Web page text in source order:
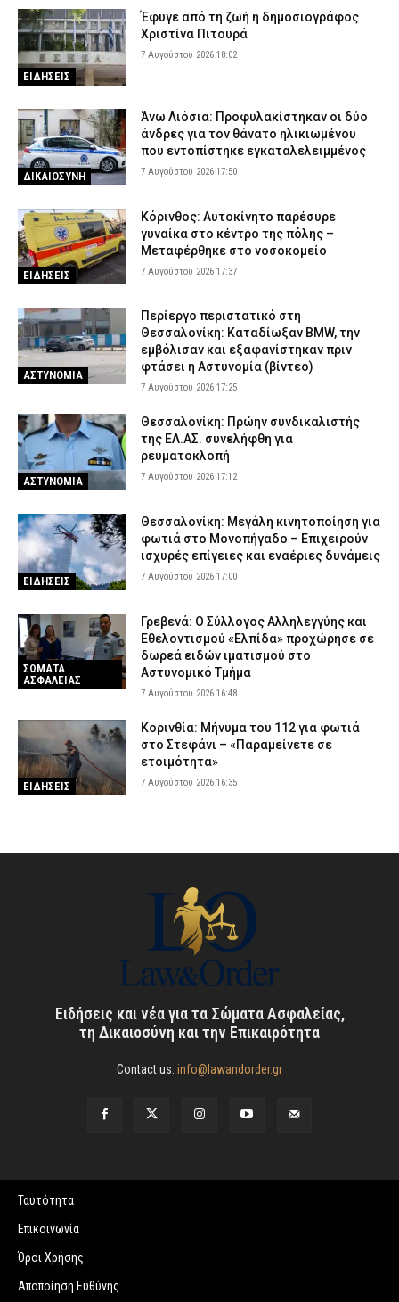
ΕΙΔΗΣΕΙΣ
Έφυγε από τη ζωή η δημοσιογράφος
Χριστίνα Πιτουρά
7 Αυγούστου 2026 18:02
ΔΙΚΑΙΟΣΥΝΗ
Άνω Λιόσια: Προφυλακίστηκαν οι δύο
άνδρες για τον θάνατο ηλικιωμένου
που εντοπίστηκε εγκαταλελειμμένος
7 Αυγούστου 2026 17:50
ΕΙΔΗΣΕΙΣ
Κόρινθος: Αυτοκίνητο παρέσυρε
γυναίκα στο κέντρο της πόλης –
Μεταφέρθηκε στο νοσοκομείο
7 Αυγούστου 2026 17:37
ΑΣΤΥΝΟΜΙΑ
Περίεργο περιστατικό στη
Θεσσαλονίκη: Καταδίωξαν BMW, την
εμβόλισαν και εξαφανίστηκαν πριν
φτάσει η Αστυνομία (βίντεο)
7 Αυγούστου 2026 17:25
ΑΣΤΥΝΟΜΙΑ
Θεσσαλονίκη: Πρώην συνδικαλιστής
της ΕΛ.ΑΣ. συνελήφθη για
ρευματοκλοπή
7 Αυγούστου 2026 17:12
ΕΙΔΗΣΕΙΣ
Θεσσαλονίκη: Μεγάλη κινητοποίηση για
φωτιά στο Μονοπήγαδο – Επιχειρούν
ισχυρές επίγειες και εναέριες δυνάμεις
7 Αυγούστου 2026 17:00
ΣΩΜΑΤΑ
ΑΣΦΑΛΕΙΑΣ
Γρεβενά: Ο Σύλλογος Αλληλεγγύης και
Εθελοντισμού «Ελπίδα» προχώρησε σε
δωρεά ειδών ιματισμού στο
Αστυνομικό Τμήμα
7 Αυγούστου 2026 16:48
ΕΙΔΗΣΕΙΣ
Κορινθία: Μήνυμα του 112 για φωτιά
στο Στεφάνι – «Παραμείνετε σε
ετοιμότητα»
7 Αυγούστου 2026 16:35
Ειδήσεις και νέα για τα Σώματα Ασφαλείας,
τη Δικαιοσύνη και την Επικαιρότητα
Contact us: info@lawandorder.gr
Ταυτότητα
Επικοινωνία
Όροι Χρήσης
Αποποίηση Ευθύνης